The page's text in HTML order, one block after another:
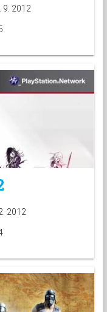
9. 2012
2012